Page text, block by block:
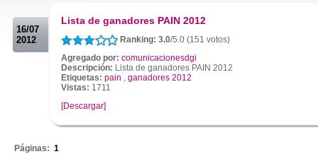
16/07
2012
Lista de ganadores PAIN 2012
Ranking: 3.0/5.0 (151 votos)
Agregado por: comunicacionesdgi
Descripción: Lista de ganadores PAIN 2012
Etiquetas: pain , ganadores 2012
Vistas: 1711
[Descargar]
Páginas: 1